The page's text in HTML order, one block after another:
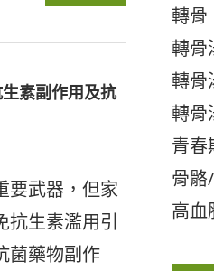
素副作用及抗
要武器，但家
生素濫用引
菌藥物副作
轉骨
轉骨
轉骨
轉骨
青春
骨骼
高血